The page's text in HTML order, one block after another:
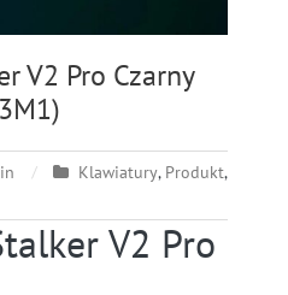
V2 Pro Czarny
Klawiatury, Produkt,
V2 Pro